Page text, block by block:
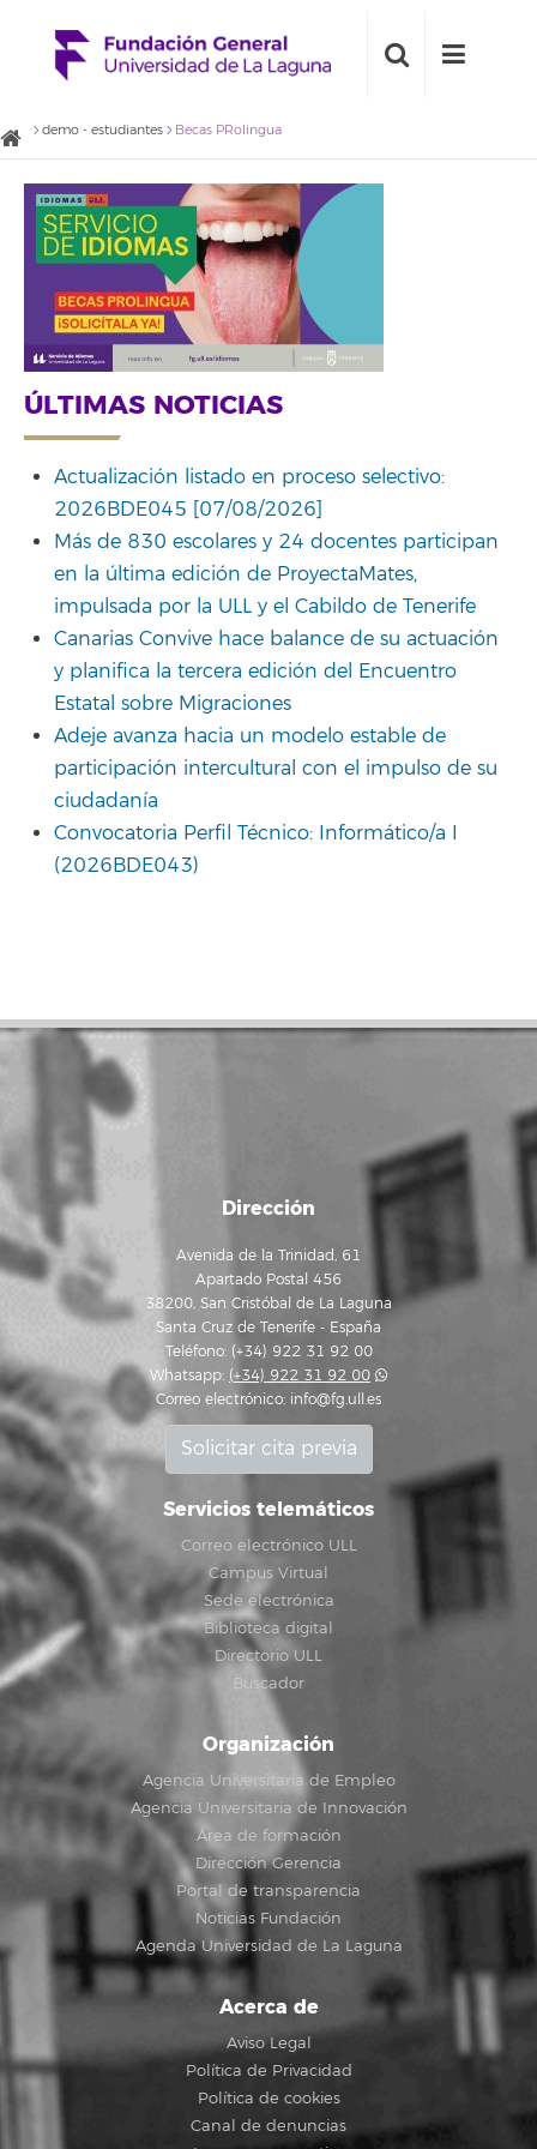
demo - estudiantes Becas PRolingua
ÚLTIMAS NOTICIAS
Actualización listado en proceso selectivo:
2026BDE045 [07/08/2026]
Más de 830 escolares y 24 docentes participan
en la última edición de ProyectaMates,
impulsada por la ULL y el Cabildo de Tenerife
Canarias Convive hace balance de su actuación
y planifica la tercera edición del Encuentro
Estatal sobre Migraciones
Adeje avanza hacia un modelo estable de
participación intercultural con el impulso de su
ciudadanía
Convocatoria Perfil Técnico: Informático/a I
(2026BDE043)
Dirección
Avenida de la Trinidad, 61
Apartado Postal 456
38200, San Cristóbal de La Laguna
Santa Cruz de Tenerife - España
Teléfono: (+34) 922 31 92 00
Whatsapp: (+34) 922 31 92 00
Correo electrónico: info@fg.ull.es
Solicitar cita previa
Servicios telemáticos
Correo electrónico ULL
Campus Virtual
Sede electrónica
Biblioteca digital
Directorio ULL
Buscador
Organización
Agencia Universitaria de Empleo
Agencia Universitaria de Innovación
Área de formación
Dirección Gerencia
Portal de transparencia
Noticias Fundación
Agenda Universidad de La Laguna
Acerca de
Aviso Legal
Política de Privacidad
Política de cookies
Canal de denuncias